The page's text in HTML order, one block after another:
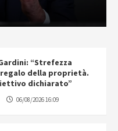
“Strefezza
regalo della proprietà.
dichiarato”
06/08/2026 16:09